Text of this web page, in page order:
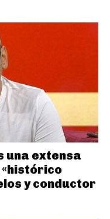
una extensa
y conductor